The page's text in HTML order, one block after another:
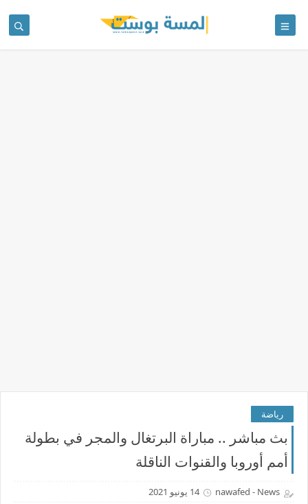
رياضة
بث مباشر .. مباراة البرتغال والمجر في بطولة
أمم أوروبا والقنوات الناقلة
nawafed - News 14 يونيو 2021